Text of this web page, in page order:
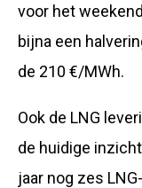
voor het
bijna een
de 210 €/MWh.
Ook de LNG
de huidige
jaar nog zes